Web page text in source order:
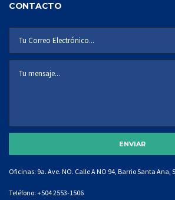
CONTACTO
Oficinas: 9a. Ave. NO. Calle A NO 94, Barrio Santa
Teléfono: +504 2553-1506